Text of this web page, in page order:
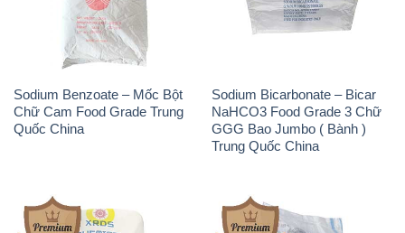
Sodium Benzoate – Mốc Bột
Chữ Cam Food Grade Trung
Quốc China
Sodium Bicarbonate – Bicar
NaHCO3 Food Grade 3 Chữ
GGG Bao Jumbo ( Bành )
Trung Quốc China